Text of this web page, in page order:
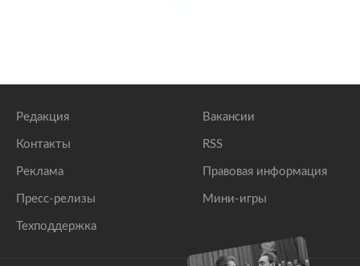
Редакция
Контакты
Реклама
Пресс-релизы
Техподдержка
Вакансии
RSS
Правовая информация
Мини-игры